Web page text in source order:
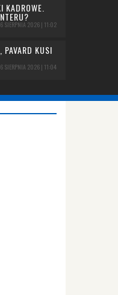
KADROWE.
6 SIERPNIA 2026 | 11:02
PAVARD KUSI
6 SIERPNIA 2026 | 11:04